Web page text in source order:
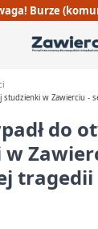
Burze
studzienki w Zawierciu -
do
tragedii